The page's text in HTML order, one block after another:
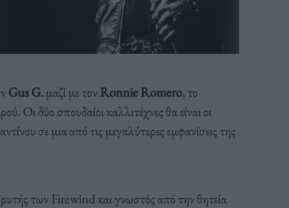
Gus G.μαζί με τονRonnie Romero, το
Οι δύο σπουδαίοι καλλιτέχνες θα είναι οι
σε μια από τις μεγαλύτερες εμφανίσεις της
των Firewind και γνωστός από την θητεία